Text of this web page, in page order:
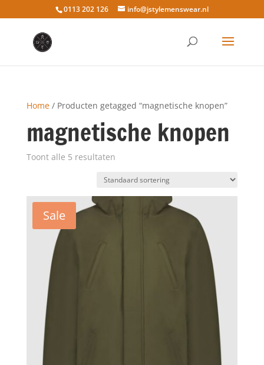
0113 202 126 info@jstylemenswear.nl
Home/ Producten getagged “magnetische knopen”
magnetische knopen
Toont alle 5 resultaten
Sale